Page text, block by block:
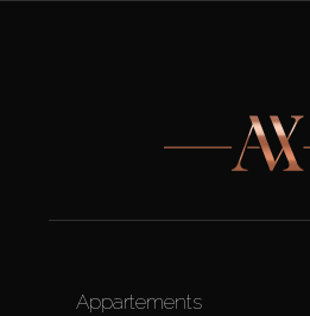
Appartements